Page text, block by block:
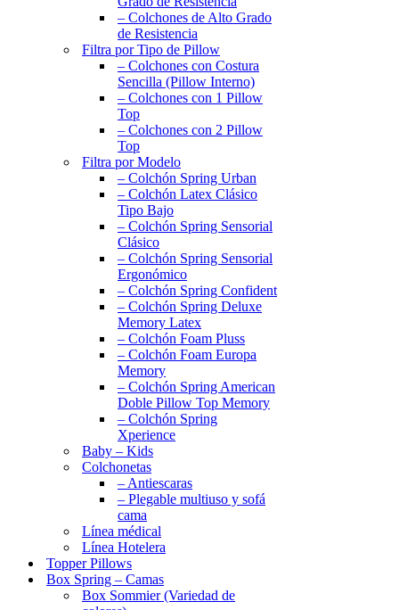
– Colchones de Alto Grado
de Resistencia
Filtra por Tipo de Pillow
– Colchones con Costura
Sencilla (Pillow Interno)
– Colchones con 1 Pillow
Top
– Colchones con 2 Pillow
Top
Filtra por Modelo
– Colchón Spring Urban
– Colchón Latex Clásico
Tipo Bajo
– Colchón Spring Sensorial
Clásico
– Colchón Spring Sensorial
Ergonómico
– Colchón Spring Confident
– Colchón Spring Deluxe
Memory Latex
– Colchón Foam Pluss
– Colchón Foam Europa
Memory
– Colchón Spring American
Doble Pillow Top Memory
– Colchón Spring
Xperience
Baby – Kids
Colchonetas
– Antiescaras
– Plegable multiuso y sofá
cama
Línea médical
Línea Hotelera
Topper Pillows
Box Spring – Camas
Box Sommier (Variedad de